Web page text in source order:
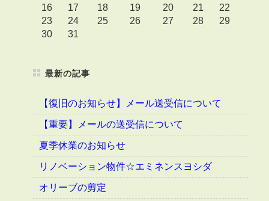
16
17 18 19 20 21
22
23
24 25 26 27 28
29
30
31
最新の記事
【復旧のお知らせ】メール送受信について
【重要】メールの送受信について
夏季休業のお知らせ
リノベーション物件☆エミネンスヨシダ
オリーブの剪定